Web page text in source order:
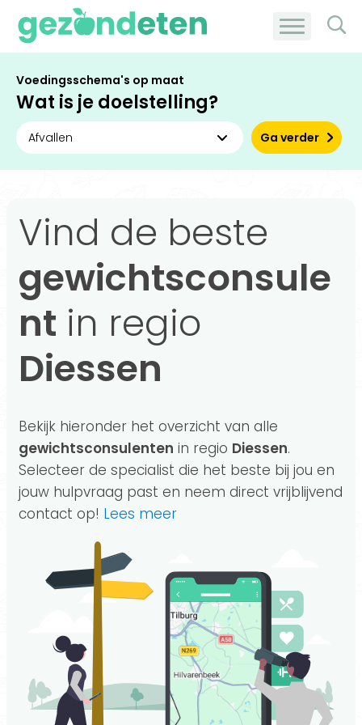
Voedingsschema's op maat
Wat is je doelstelling?
Ga verder
Vind de beste
gewichtsconsule
nt in regio
Diessen
Bekijk hieronder het overzicht van alle
gewichtsconsulenten in regio Diessen.
Selecteer de specialist die het beste bij jou en
jouw hulpvraag past en neem direct vrijblijvend
contact op! Lees meer